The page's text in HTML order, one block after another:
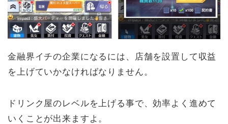
金融界イチの企業になるには、店舗を設置して収益
を上げていかなければなりません。
ドリンク屋のレベルを上げる事で、効率よく進めて
いくことが出来ますよ。